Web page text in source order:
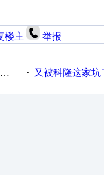
楼主 举报
· 又被科隆这家坑